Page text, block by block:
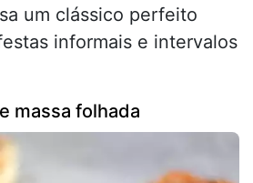
um clássico perfeito
informais e intervalos
massa folhada